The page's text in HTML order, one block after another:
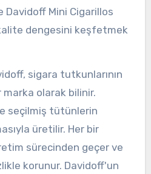
Davidoff Mini Cigarillos
dengesini keşfetmek
sigara tutkunlarının
marka olarak bilinir.
seçilmiş tütünlerin
üretilir. Her bir
sürecinden geçer ve
korunur. Davidoff'un